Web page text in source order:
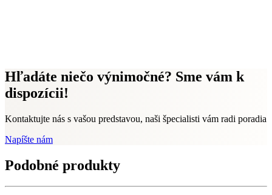
Hľadáte niečo výnimočné? Sme vám k
dispozícii!
Kontaktujte nás s vašou predstavou, naši špecialisti vám radi poradia
Napíšte nám
Podobné produkty